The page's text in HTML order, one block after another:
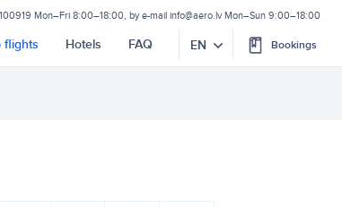
Mon–Fri 8:00–18:00, by e-mail info@aero.lv Mon–Sun 9:00–18:00
flights Hotels FAQ EN Bookings